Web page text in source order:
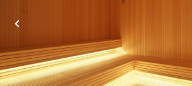
時点よりキャンセル料が発生いたします
※ご予約完了後の返金、およびご予約内
たしかねます。
■東京都宿泊税■